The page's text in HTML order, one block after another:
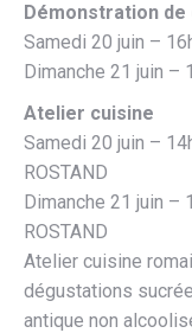
Démonstration
Samedi 20 juin –
Dimanche 21 juin –
Atelier cuisine
Samedi 20 juin –
ROSTAND
Dimanche 21 juin –
ROSTAND
Atelier cuisine
dégustations
antique non